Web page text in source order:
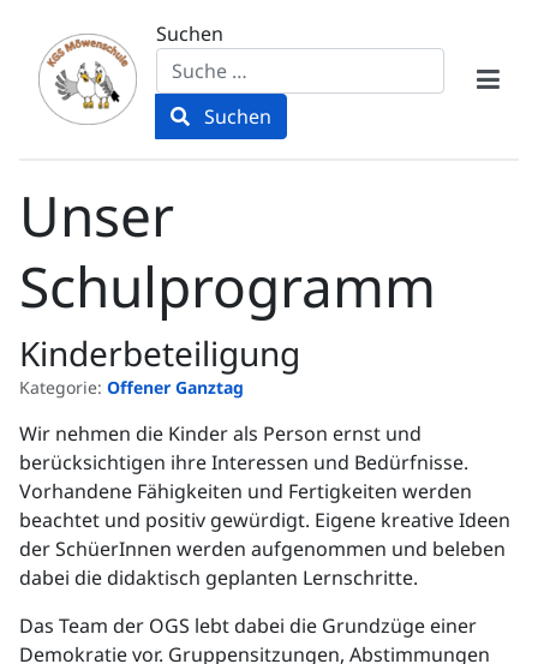
Suchen
Suchen
Unser
Schulprogramm
Kinderbeteiligung
Kategorie: Offener Ganztag
Wir nehmen die Kinder als Person ernst und
berücksichtigen ihre Interessen und Bedürfnisse.
Vorhandene Fähigkeiten und Fertigkeiten werden
beachtet und positiv gewürdigt. Eigene kreative Ideen
der SchüerInnen werden aufgenommen und beleben
dabei die didaktisch geplanten Lernschritte.
Das Team der OGS lebt dabei die Grundzüge einer
Demokratie vor. Gruppensitzungen, Abstimmungen